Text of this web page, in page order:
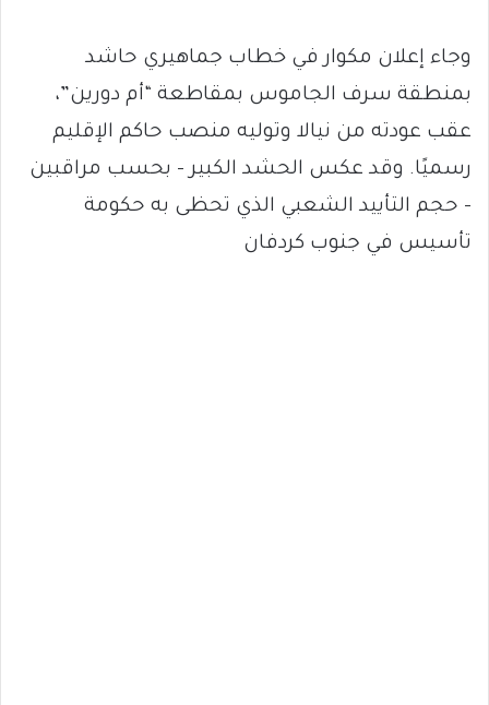
وجاء إعلان مكوار في خطاب جماهيري حاشد
بمنطقة سرف الجاموس بمقاطعة “أم دورين”،
عقب عودته من نيالا وتوليه منصب حاكم الإقليم
رسميًا. وقد عكس الحشد الكبير – بحسب مراقبين
– حجم التأييد الشعبي الذي تحظى به حكومة
تأسيس في جنوب كردفان